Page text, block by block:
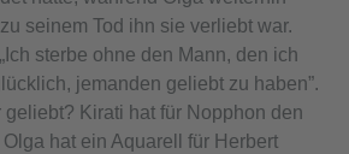
seinem Tod ihn sie verliebt war.
sterbe ohne den Mann, den ich
jemanden geliebt zu haben”.
geliebt? Kirati hat für Nopphon den
hat ein Aquarell für Herbert